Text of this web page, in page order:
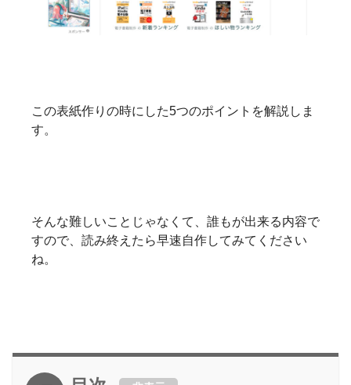
この表紙作りの時にした5つのポイントを解説しま
す。
そんな難しいことじゃなくて、誰もが出来る内容で
すので、読み終えたら早速自作してみてください
ね。